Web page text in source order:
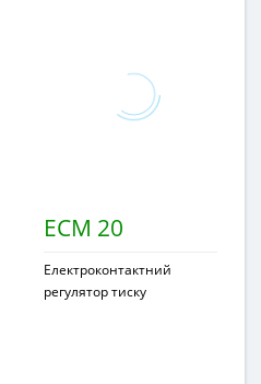
ECM 20
Електроконтактний
регулятор тиску